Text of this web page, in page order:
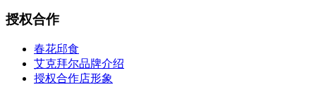
授权合作
春花邱食
艾克拜尔品牌介绍
授权合作店形象